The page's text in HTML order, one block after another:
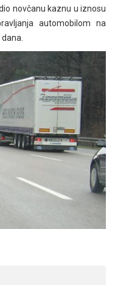
novčanu kaznu u iznosu
automobilom na